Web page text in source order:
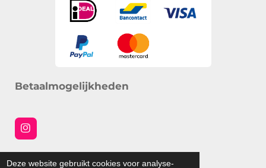
Deze website gebruikt cookies voor analyse-
Betaalmogelijkheden
I
n
s
t
Social media